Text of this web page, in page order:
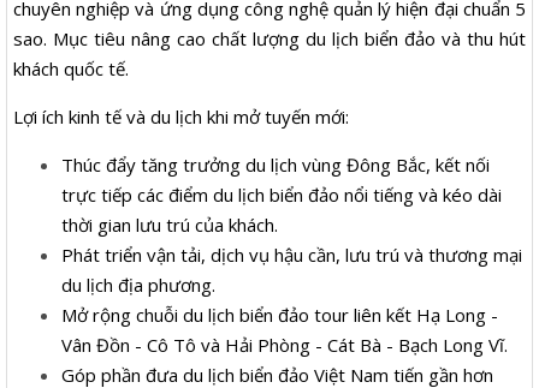
chuyên nghiệp và ứng dụng công nghệ quản lý hiện đại chuẩn 5
sao. Mục tiêu nâng cao chất lượng du lịch biển đảo và thu hút
khách quốc tế.
Lợi ích kinh tế và du lịch khi mở tuyến mới:
Thúc đẩy tăng trưởng du lịch vùng Đông Bắc, kết nối
trực tiếp các điểm du lịch biển đảo nổi tiếng và kéo dài
thời gian lưu trú của khách.
Phát triển vận tải, dịch vụ hậu cần, lưu trú và thương mại
du lịch địa phương.
Mở rộng chuỗi du lịch biển đảo tour liên kết Hạ Long -
Vân Đồn - Cô Tô và Hải Phòng - Cát Bà - Bạch Long Vĩ.
Góp phần đưa du lịch biển đảo Việt Nam tiến gần hơn